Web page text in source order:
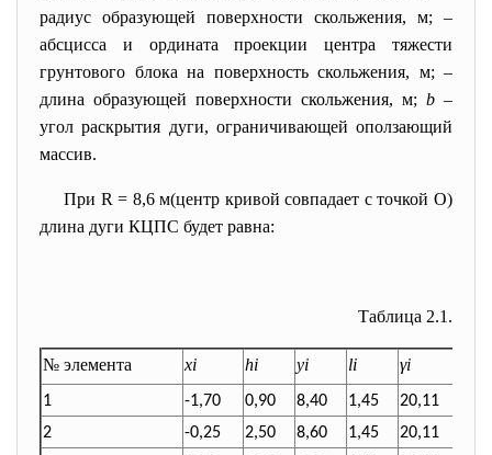
радиус образующей поверхности скольжения, м; –
абсцисса и ордината проекции центра тяжести
грунтового блока на поверхность скольжения, м; –
длина образующей поверхности скольжения, м; b –
угол раскрытия дуги, ограничивающей оползающий
массив.
При R = 8,6 м(центр кривой совпадает с точкой О)
длина дуги КЦПС будет равна:
Таблица 2.1.
№ элемента xi hi yi li γi
1 -1,70 0,90 8,40 1,45 20,11
2
-0,25 2,50 8,60 1,45 20,11